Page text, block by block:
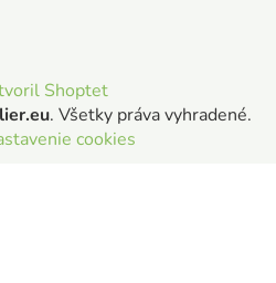
Shoptet
. Všetky práva vyhradené.
cookies